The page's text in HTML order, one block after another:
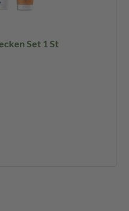
Set 1 St